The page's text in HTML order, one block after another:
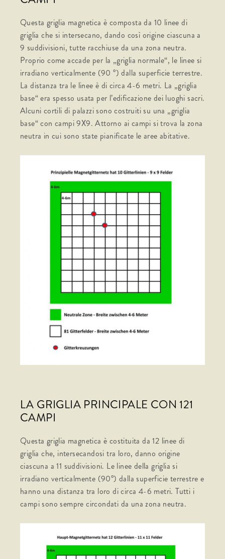
Questa griglia magnetica è composta da 10 linee di
griglia che si intersecano, dando così origine ciascuna a
9 suddivisioni, tutte racchiuse da una zona neutra.
Proprio come accade per la „griglia normale“, le linee si
irradiano verticalmente (90 °) dalla superficie terrestre.
La distanza tra le linee è di circa 4-6 metri. La „griglia
base“ era spesso usata per l’edificazione dei luoghi sacri.
Alcuni cortili di palazzi sono costruiti su una „griglia
base“ con campi 9X9. Attorno ai campi si trova la zona
neutra in cui sono state pianificate le aree abitative.
LA GRIGLIA PRINCIPALE CON 121
CAMPI
Questa griglia magnetica è costituita da 12 linee di
griglia che, intersecandosi tra loro, danno origine
ciascuna a 11 suddivisioni. Le linee della griglia si
irradiano verticalmente (90°) dalla superficie terrestre e
hanno una distanza tra loro di circa 4-6 metri. Tutti i
campi sono sempre circondati da una zona neutra.